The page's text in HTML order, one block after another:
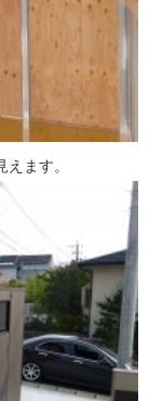
ます。